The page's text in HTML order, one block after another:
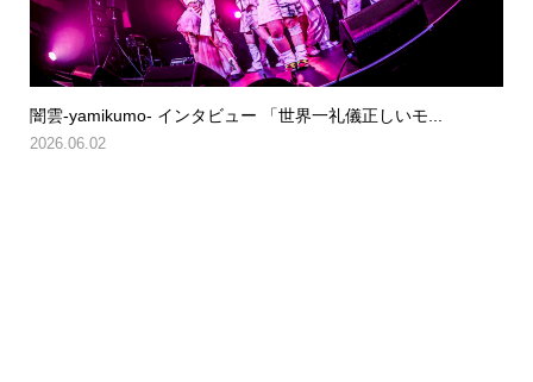
闇雲-yamikumo- インタビュー 「世界一礼儀正しいモ...
2026.06.02